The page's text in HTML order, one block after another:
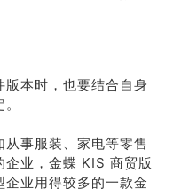
本时，也要结合自身
事服装、家电等零售
企业，金蝶 KIS 商贸版
业用得较多的一款金